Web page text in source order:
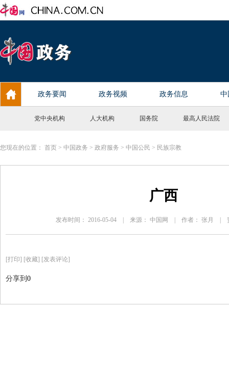
党中央机构 人大机构 国务院 最高人民法院
您现在的位置： 首页 > 中国政务 > 政府服务 > 中国公民 > 民族宗教
广西
发布时间： 2016-05-04 | 来源： 中国网 | 作者： 张月 |
[打印] [收藏] [发表评论]
分享到 0